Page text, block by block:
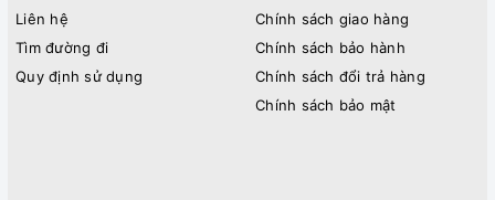
Liên hệ
Tìm đường đi
Quy định sử dụng
Chính sách giao hàng
Chính sách bảo hành
Chính sách đổi trả hàng
Chính sách bảo mật